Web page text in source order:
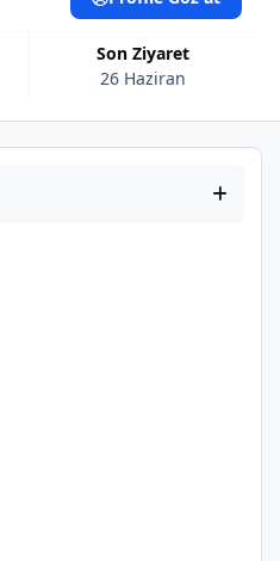
Son Ziyaret
26 Haziran